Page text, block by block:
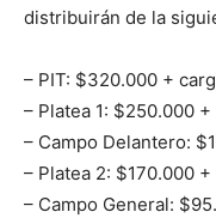
distribuirán de la
– PIT: $320.000 +
– Platea 1: $250.000
– Campo Delantero:
– Platea 2: $170.000
– Campo General: